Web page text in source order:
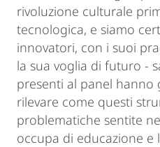
rivoluzione culturale
tecnologica, e siamo
innovatori, con i suoi
la sua voglia di futuro -
presenti al panel hanno
rilevare come questi
problematiche sentite
occupa di educazione e